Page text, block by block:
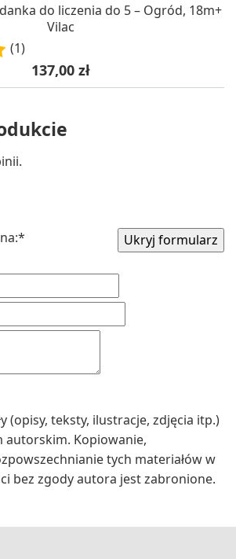
do liczenia do 5 – Ogród, 18m+
Vilac
(1)
Cena
137,00 zł
*
(opisy, teksty, ilustracje, zdjęcia itp.)
autorskim. Kopiowanie,
tych materiałów w
bez zgody autora jest zabronione.